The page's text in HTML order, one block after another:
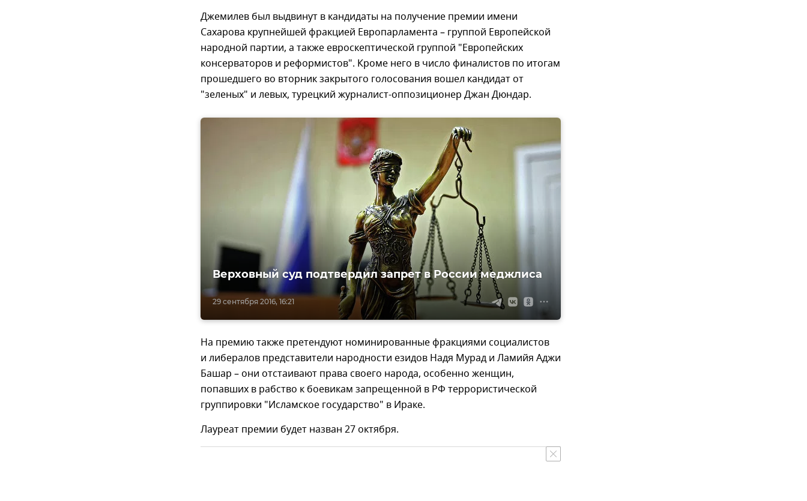
Джемилев был выдвинут в кандидаты на получение премии имени
Сахарова крупнейшей фракцией Европарламента – группой Европейской
народной партии, а также евроскептической группой "Европейских
консерваторов и реформистов". Кроме него в число финалистов по итогам
прошедшего во вторник закрытого голосования вошел кандидат от
"зеленых" и левых, турецкий журналист-оппозиционер Джан Дюндар.
29 сентября 2016, 16:21
Верховный суд подтвердил запрет в России меджлиса
На премию также претендуют номинированные фракциями социалистов
и либералов представители народности езидов Надя Мурад и Ламийя Аджи
Башар – они отстаивают права своего народа, особенно женщин,
попавших в рабство к боевикам запрещенной в РФ террористической
группировки "Исламское государство" в Ираке.
Лауреат премии будет назван 27 октября.